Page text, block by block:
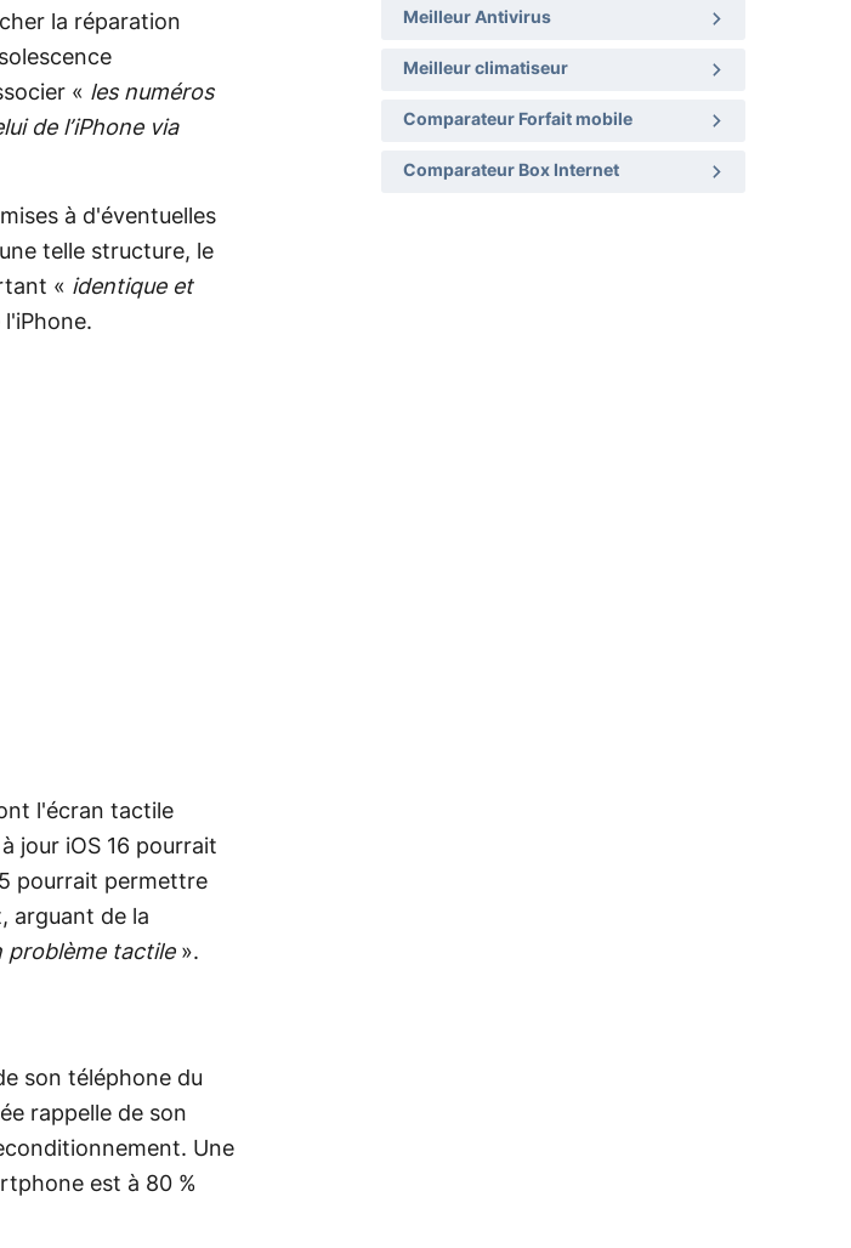
la réparation
« les numéros
de l’iPhone via
à d'éventuelles
telle structure, le
« identique et
l'écran tactile
jour iOS 16 pourrait
pourrait permettre
arguant de la
problème tactile».
son téléphone du
rappelle de son
Une
est à 80 %
Meilleur Antivirus
Meilleur climatiseur
Comparateur Forfait mobile
Comparateur Box Internet